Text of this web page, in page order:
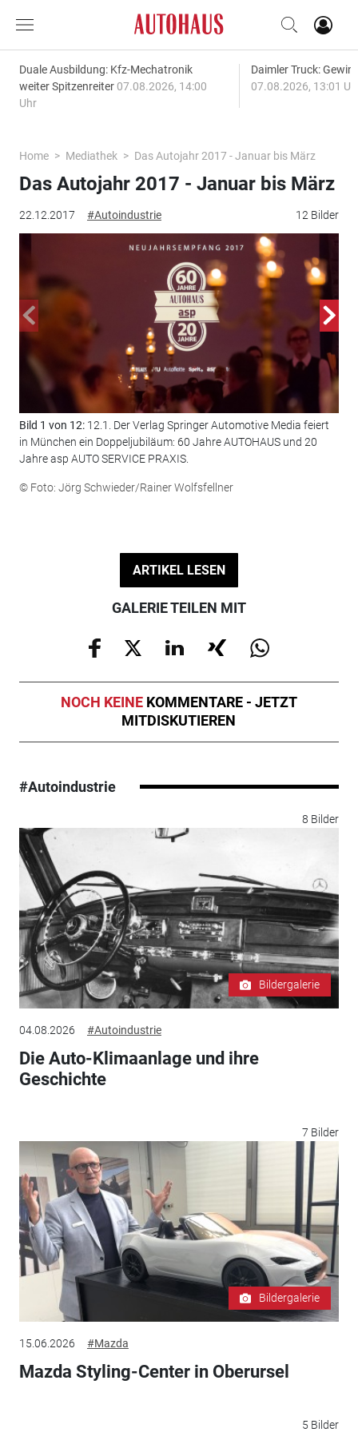
Duale Ausbildung: Kfz-Mechatronik
weiter Spitzenreiter 07.08.2026, 14:00
Uhr
Daimler Truck:
07.08.2026, 13:01
Home Mediathek Das Autojahr 2017 - Januar bis März
22.12.2017 #Autoindustrie 12 Bilder
Das Autojahr 2017 - Januar bis März
Bild 1 von 12: 12.1. Der Verlag Springer Automotive Media feiert
in München ein Doppeljubiläum: 60 Jahre AUTOHAUS und 20
Jahre asp AUTO SERVICE PRAXIS.
© Foto: Jörg Schwieder/Rainer Wolfsfellner
ARTIKEL LESEN
GALERIE TEILEN MIT
NOCH KEINE KOMMENTARE - JETZT
MITDISKUTIEREN
#Autoindustrie
8 Bilder
Bildergalerie
04.08.2026 #Autoindustrie
Die Auto-Klimaanlage und ihre
Geschichte
7 Bilder
Bildergalerie
15.06.2026 #Mazda
Mazda Styling-Center in Oberursel
5 Bilder